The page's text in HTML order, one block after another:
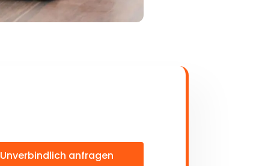
Unverbindlich anfragen